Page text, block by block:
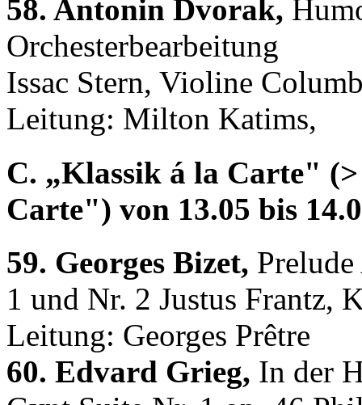
58. Antonin Dvorak,
Orchesterbearbeitung
Issac Stern, Violine
Leitung: Milton Katims,
C. „Klassik á la Carte"
Carte") von 13.05 bis
59. Georges Bizet,
1 und Nr. 2 Justus Frantz,
Leitung: Georges Prêtre
60. Edvard Grieg, In der